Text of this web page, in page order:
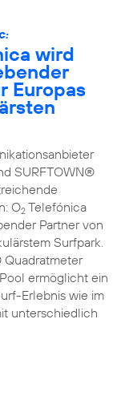
wird
Europas
SURFTOWN®
O2Telefónica
Partner von
Surfpark.
Quadratmeter
ermöglicht ein
Erlebnis wie im
unterschiedlich